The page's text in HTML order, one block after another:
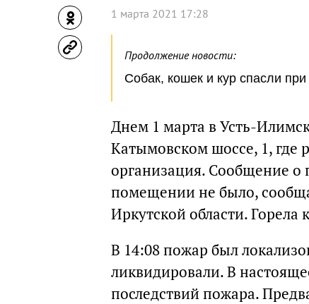
1 марта 2021 17:28
Продолжение новости:
Собак, кошек и кур спасли
Днем 1 марта в Усть-
Катымовском шоссе, 1, где
организация. Сообщение о
помещении не было,
Иркутской области.
В 14:08 пожар был
ликвидировали. В
последствий пожара.